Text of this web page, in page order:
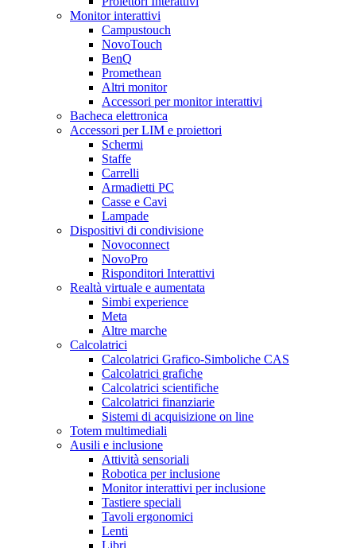
Monitor interattivi
Campustouch
NovoTouch
BenQ
Promethean
Altri monitor
Accessori per monitor interattivi
Bacheca elettronica
Accessori per LIM e proiettori
Schermi
Staffe
Carrelli
Armadietti PC
Casse e Cavi
Lampade
Dispositivi di condivisione
Novoconnect
NovoPro
Risponditori Interattivi
Realtà virtuale e aumentata
Simbi experience
Meta
Altre marche
Calcolatrici
Calcolatrici Grafico-Simboliche CAS
Calcolatrici grafiche
Calcolatrici scientifiche
Calcolatrici finanziarie
Sistemi di acquisizione on line
Totem multimediali
Ausili e inclusione
Attività sensoriali
Robotica per inclusione
Monitor interattivi per inclusione
Tastiere speciali
Tavoli ergonomici
Lenti
Libri